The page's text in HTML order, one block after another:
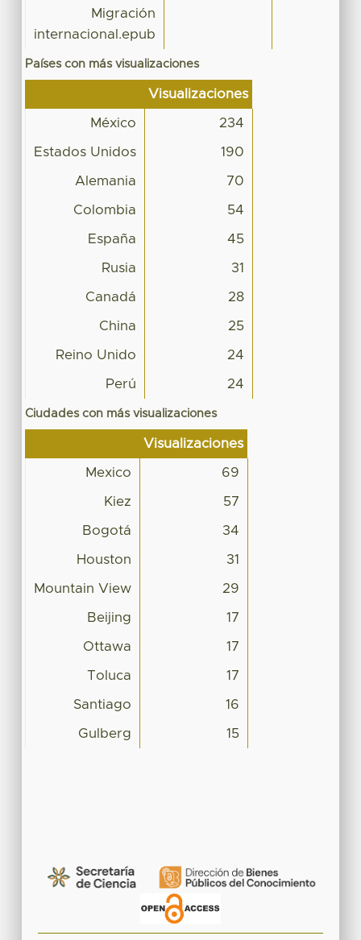
Migración
internacional.epub
Países con más visualizaciones
Visualizaciones
México 234
Estados Unidos 190
Alemania 70
Colombia 54
España 45
Rusia 31
Canadá 28
China 25
Reino Unido 24
Perú 24
Ciudades con más visualizaciones
Visualizaciones
Mexico 69
Kiez 57
Bogotá 34
Houston 31
Mountain View 29
Beijing 17
Ottawa 17
Toluca 17
Santiago 16
Gulberg 15